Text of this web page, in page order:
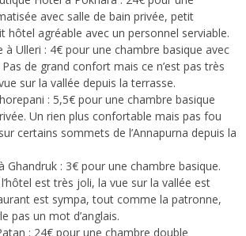
avec salle de bain privée, petit
hôtel agréable avec un personnel serviable.
à Ulleri : 4€ pour une chambre basique avec
de grand confort mais ce n’est pas très
sur la vallée depuis la terrasse.
: 5,5€ pour une chambre basique
Un rien plus confortable mais pas fou
certains sommets de l’Annapurna depuis la
Ghandruk : 3€ pour une chambre basique.
est très joli, la vue sur la vallée est
est sympa, tout comme la patronne,
pas un mot d’anglais.
: 24€ pour une chambre double